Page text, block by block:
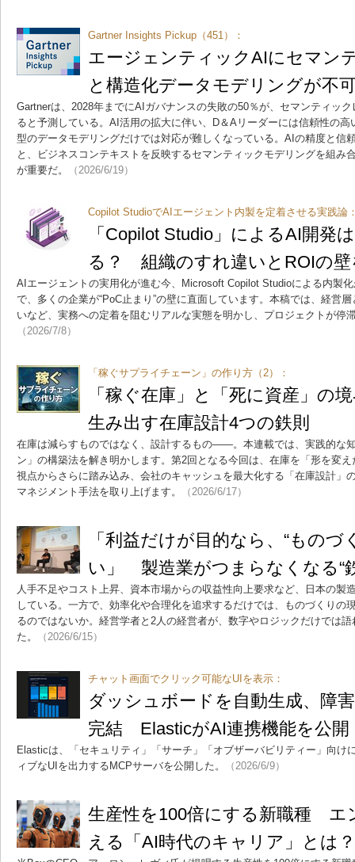
Gartner Insights Pickup（451）：
エージェンティックAIにセマン
と構造化データモデリングが不
Gartnerは、2028年までにAIガバナンスの失敗の50％が、セマンティッ
ると予測している。AI活用の拡大に伴い、D＆Aリーダーには信頼性の
型のデータモデリングだけでは対応が難しくなっている。AIの精度と信
と、ビジネスコンテキストを反映するセマンティックモデリングを組み
が重要だ。
（2026/6/19）
Copilot StudioでAIエージェント内製を定着させる実践論
「Copilot Studio」によるAI開発
る？ 組織のすれ違いとROIの壁
AIエージェントの実用化が進む今、Microsoft Copilot Studioによる内製
で、多くの企業が“PoC止まり”の壁に直面しています。本稿では、経営
いなど、実務への定着を阻むリアルな実態を明かし、プロジェクトが停
（2026/7/8）
「稼ぐサプライチェーン」の作り方（2）：
「稼ぐ在庫」と「死に資産」
生み出す在庫設計4つの鉄則
在庫は減らすものではなく、設計するもの――。本連載では、実践的な
ン」の構築法を解き明かします。第2回となる今回は、在庫を「形を変
視点からさらに踏み込み、会社のキャッシュを最大化する「在庫設計」
マネジメント手法を取り上げます。
（2026/6/17）
「利益だけが目的なら、“ものづ
い」 製造業がつまらなくなる“
人手不足やコスト上昇、資本市場からの収益性向上要求など、日本の製
している。一方で、効率化や合理化を追求するだけでは、ものづくりの
るのではないか。経営学者と2人の経営者が、数字やロジックだけでは
た。
（2026/6/15）
チャット画面でクリック可能なUIを表示：
ダッシュボードを自動生成、障
完結 ElasticがAI連携機能を公開
Elasticは、「セキュリティ」「サーチ」「オブザーバビリティー」向け
ィブなUIを出力するMCPサーバを公開した。
（2026/6/9）
生産性を100倍にする新職種 エ
える「AI時代のキャリア」とは？